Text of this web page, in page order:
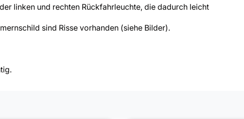
linken und rechten Rückfahrleuchte, die dadurch leicht
sind Risse vorhanden (siehe Bilder).